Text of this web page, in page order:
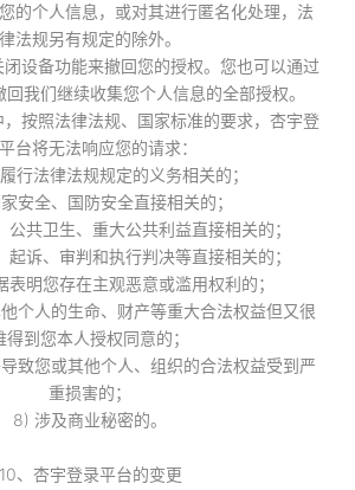
的个人信息，或对其进行匿名化处理，法
律法规另有规定的除外。
闭设备功能来撤回您的授权。您也可以通过
我们继续收集您个人信息的全部授权。
，按照法律法规、国家标准的要求，杏宇登
台将无法响应您的请求：
行法律法规规定的义务相关的；
安全、国防安全直接相关的；
公共卫生、重大公共利益直接相关的；
起诉、审判和执行判决等直接相关的；
表明您存在主观恶意或滥用权利的；
个人的生命、财产等重大合法权益但又很
得到您本人授权同意的；
致您或其他个人、组织的合法权益受到严
重损害的；
8) 涉及商业秘密的。
10、杏宇登录平台的变更